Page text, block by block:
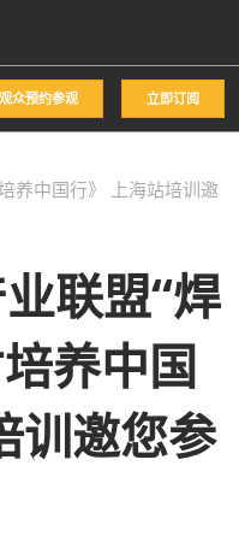
观众预约参观 立即订阅
养中国行》 上海站培训邀
联盟“焊
养中国
训邀您参